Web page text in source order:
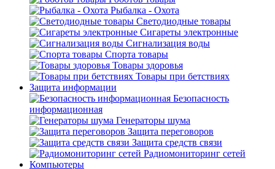
Рыбалка - Охота
Светодиодные товары
Сигареты электронные
Сигнализация воды
Спорта товары
Товары здоровья
Товары при бетствиях
Защита информации
Безопасность
информационная
Генераторы шума
Защита переговоров
Защита средств связи
Радиомониторинг сетей
Компьютеры